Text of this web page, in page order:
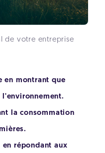
de votre entreprise
en montrant que
l'environnement.
la consommation
en répondant aux